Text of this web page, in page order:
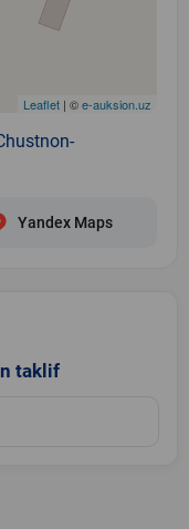
Leaflet | ©e-auksion.uz
Yandex Maps
taklif